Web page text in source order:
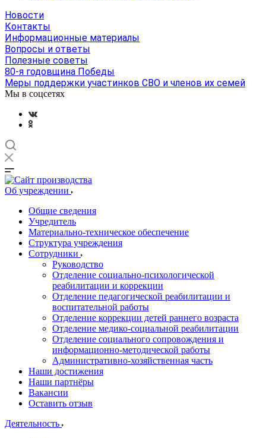
Новости
Контакты
Информационные материалы
Вопросы и ответы
Полезные советы
80-я годовщина Победы
Меры поддержки участинков СВО и членов их семей
Мы в соцсетях
Об учреждении
Общие сведения
Учредитель
Материально-техническое обеспечение
Структура учреждения
Сотрудники
Руководство
Отделение социально-психологической
реабилитации и коррекции
Отделение педагогической реабилитации и
воспитательной работы
Отделение коррекции детей раннего возраста
Отделение медико-социальной реабилитации
Отделение социального сопровождения и
информационно-методической работы
Административно-хозяйственная часть
Наши достижения
Наши партнёры
Вакансии
Оставить отзыв
Деятельность